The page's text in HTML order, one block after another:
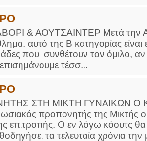
& ΑΟΥΤΣΑΙΝΤΕΡ Μετά την Α\'
αυτό της Β κατηγορίας είναι
που συνθέτουν τον όμιλο,
τέσσ...
ΣΤΗ ΜΙΚΤΗ ΓΥΝΑΙΚΩΝ Ο
προπονητής της
επιτροπής. Ο εν λόγω κόουτς
τα τελευταία χρόνια